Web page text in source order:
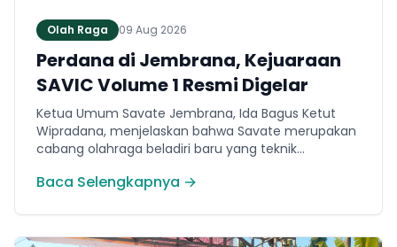
Olah Raga 09 Aug 2026
Perdana di Jembrana, Kejuaraan
SAVIC Volume 1 Resmi Digelar
Ketua Umum Savate Jembrana, Ida Bagus Ketut
Wipradana, menjelaskan bahwa Savate merupakan
cabang olahraga beladiri baru yang teknik
kickboxing. Ia menyampaikan bahwa ajang bertajuk
dirancang khusus untuk memfasilitasi minat
masyarakat lokal di bidang olahraga tarung.
Baca Selengkapnya →